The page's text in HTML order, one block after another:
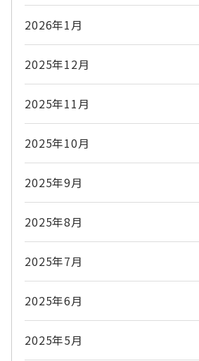
2026年1月
2025年12月
2025年11月
2025年10月
2025年9月
2025年8月
2025年7月
2025年6月
2025年5月